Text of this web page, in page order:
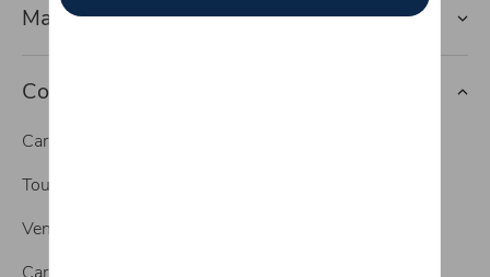
Marques
Contact
Carrosserie
Tous nos services
Vente de véhicules neufs